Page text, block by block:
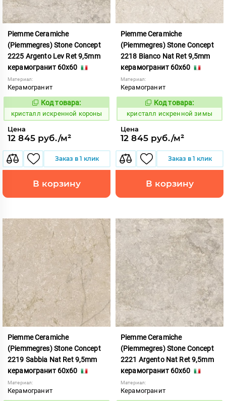
Piemme Ceramiche
(Piemmegres) Stone Concept
2225 Argento Lev Ret 9,5mm
керамогранит 60x60
Материал:
Керамогранит
817038
Код товара:
кристалл искренной короны
Цена
12 845 руб./м²
Заказ в 1 клик
В корзину
Piemme Ceramiche
(Piemmegres) Stone Concept
2218 Bianco Nat Ret 9,5mm
керамогранит 60x60
Материал:
Керамогранит
817032
Код товара:
кристалл искренной зимы
Цена
12 845 руб./м²
Заказ в 1 клик
В корзину
Piemme Ceramiche
(Piemmegres) Stone Concept
2219 Sabbia Nat Ret 9,5mm
керамогранит 60x60
Материал:
Керамогранит
Piemme Ceramiche
(Piemmegres) Stone Concept
2221 Argento Nat Ret 9,5mm
керамогранит 60x60
Материал:
Керамогранит